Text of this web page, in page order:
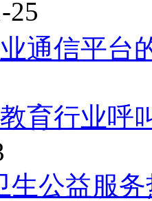
25
通信平台
育行业呼
生公益服